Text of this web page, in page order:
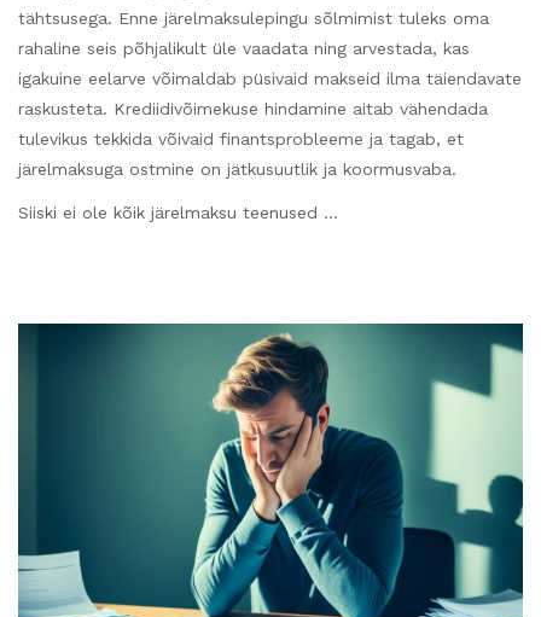
tähtsusega. Enne järelmaksulepingu sõlmimist tuleks oma
rahaline seis põhjalikult üle vaadata ning arvestada, kas
igakuine eelarve võimaldab püsivaid makseid ilma täiendavate
raskusteta. Krediidivõimekuse hindamine aitab vähendada
tulevikus tekkida võivaid finantsprobleeme ja tagab, et
järelmaksuga ostmine on jätkusuutlik ja koormusvaba.
Siiski ei ole kõik järelmaksu teenused …